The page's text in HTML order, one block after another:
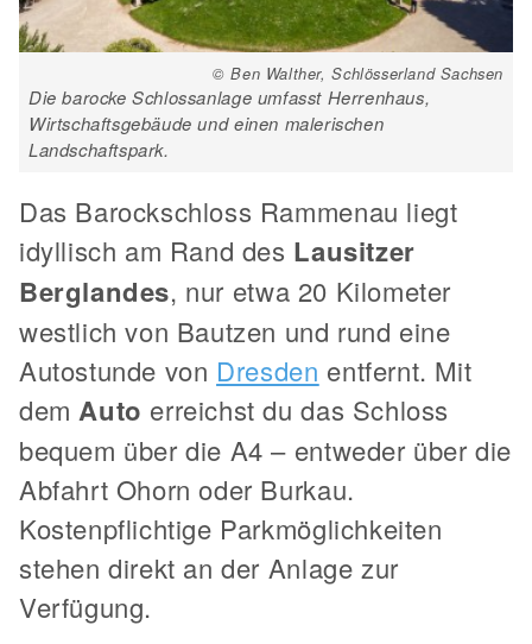
© Ben Walther, Schlösserland Sachsen
Die barocke Schlossanlage umfasst Herrenhaus,
Wirtschaftsgebäude und einen malerischen
Landschaftspark.
Das Barockschloss Rammenau liegt
idyllisch am Rand des Lausitzer
Berglandes, nur etwa 20 Kilometer
westlich von Bautzen und rund eine
Autostunde von Dresden entfernt. Mit
dem Auto erreichst du das Schloss
bequem über die A4 – entweder über die
Abfahrt Ohorn oder Burkau.
Kostenpflichtige Parkmöglichkeiten
stehen direkt an der Anlage zur
Verfügung.